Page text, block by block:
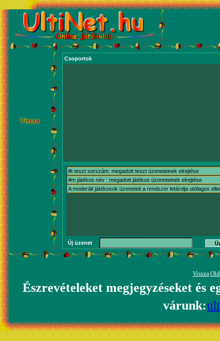
Csoportok
#t teszt sorszám: megadott teszt üzeneteinek elrejtése
#m játékos név : megadott játékos üzeneteinek elrejtése
A moderált játékosok üzeneteit a rendszer letárolja utólagos
Új üzenet
Vissza
Észrevételeket megjegyzéseket és
várunk: